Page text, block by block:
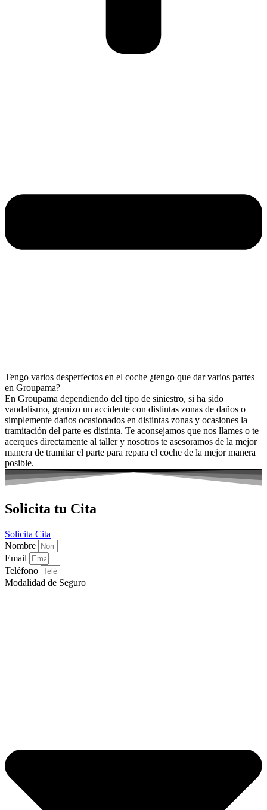
Tengo varios desperfectos en el coche ¿tengo que dar varios partes
en Groupama?
En Groupama dependiendo del tipo de siniestro, si ha sido
vandalismo, granizo un accidente con distintas zonas de daños o
simplemente daños ocasionados en distintas zonas y ocasiones la
tramitación del parte es distinta. Te aconsejamos que nos llames o te
acerques directamente al taller y nosotros te asesoramos de la mejor
manera de tramitar el parte para repara el coche de la mejor manera
posible.
Solicita tu Cita
Solicita Cita
Nombre
Email
Teléfono
Modalidad de Seguro